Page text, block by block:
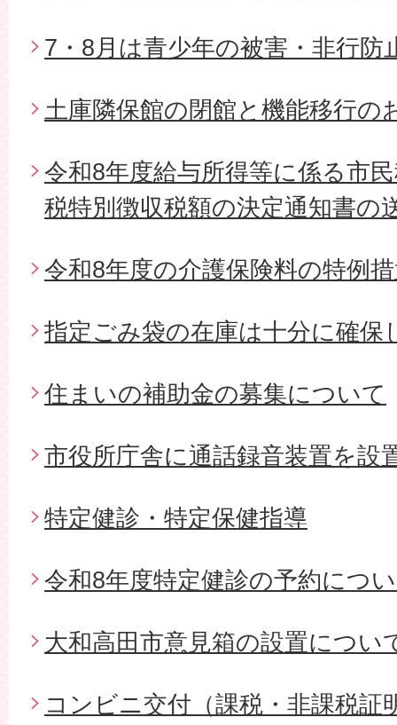
7・8月は青少年の被害・非行防
土庫隣保館の閉館と機能移行の
令和8年度給与所得等に係る市
税特別徴収税額の決定通知書の
令和8年度の介護保険料の特例
指定ごみ袋の在庫は十分に確保
住まいの補助金の募集について
市役所庁舎に通話録音装置を設
特定健診・特定保健指導
令和8年度特定健診の予約につ
大和高田市意見箱の設置につい
コンビニ交付（課税・非課税証